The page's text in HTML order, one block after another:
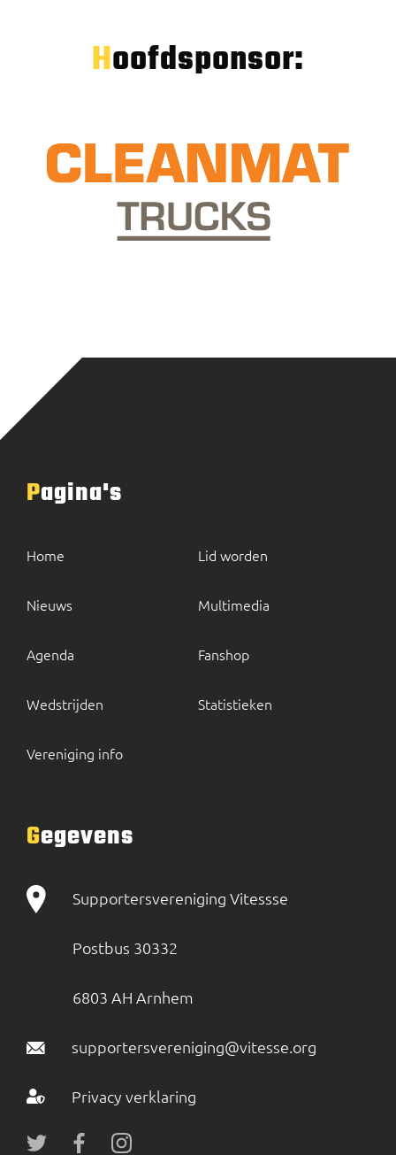
Hoofdsponsor:
Pagina's
Home
Nieuws
Agenda
Wedstrijden
Vereniging info
Lid worden
Multimedia
Fanshop
Statistieken
Gegevens
Supportersvereniging Vitessse
Postbus 30332
6803 AH Arnhem
supportersvereniging@vitesse.org
Privacy verklaring